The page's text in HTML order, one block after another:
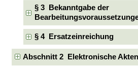
§ 3 Bekanntgabe der
§ 4 Ersatzeinreichung
Abschnitt 2 Elektronische